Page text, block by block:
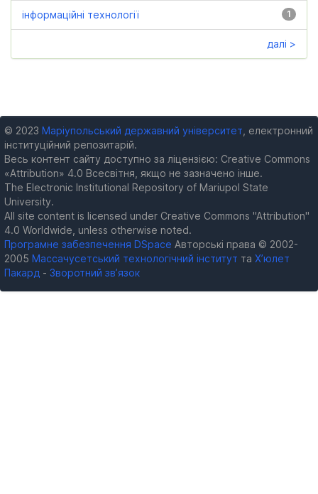
1
інформаційні технології
далі >
© 2023 Маріупольський державний університет , електронний
інституційний репозитарій.
Весь контент сайту доступно за ліцензією: Creative Commons
«Attribution» 4.0 Всесвітня, якщо не зазначено інше.
The Electronic Institutional Repository of Mariupol State
University.
All site content is licensed under Creative Commons "Attribution"
4.0 Worldwide, unless otherwise noted.
Програмне забезпечення DSpace Авторські права © 2002-
2005 Массачусетський технологічний інститут та Х’юлет
Пакард - Зворотний зв’язок